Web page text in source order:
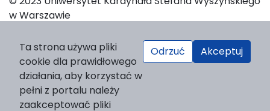
w Warszawie
Platform & Workflow by OJS/PKP
Ta strona używa pliki
cookie dla prawidłowego
działania, aby korzystać w
pełni z portalu należy
zaakceptować pliki
Odrzuć Akceptuj